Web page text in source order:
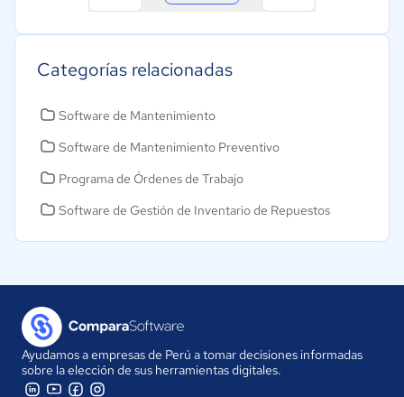
Categorías relacionadas
Software de Mantenimiento
Software de Mantenimiento Preventivo
Programa de Órdenes de Trabajo
Software de Gestión de Inventario de Repuestos
Ayudamos a empresas de Perú a tomar decisiones informadas
sobre la elección de sus herramientas digitales.